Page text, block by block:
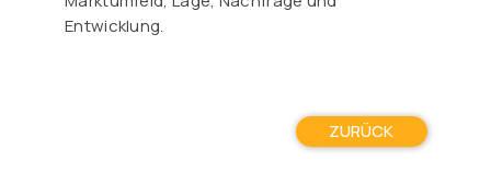
Entwicklung.
ZURÜCK